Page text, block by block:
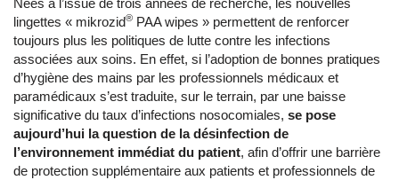
Nées à l’issue de trois années de recherche, les nouvelles
lingettes « mikrozid® PAA wipes » permettent de renforcer
toujours plus les politiques de lutte contre les infections
associées aux soins. En effet, si l’adoption de bonnes pratiques
d’hygiène des mains par les professionnels médicaux et
paramédicaux s’est traduite, sur le terrain, par une baisse
significative du taux d’infections nosocomiales, se pose
aujourd’hui la question de la désinfection de
l’environnement immédiat du patient, afin d’offrir une barrière
de protection supplémentaire aux patients et professionnels de